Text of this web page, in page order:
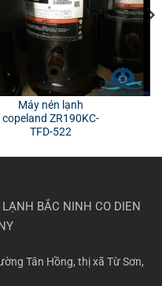
Máy nén lạnh
copeland ZR190KC-
TFD-522
BẮC NINH CO DIEN
Tân Hồng, thị xã Từ Sơn,